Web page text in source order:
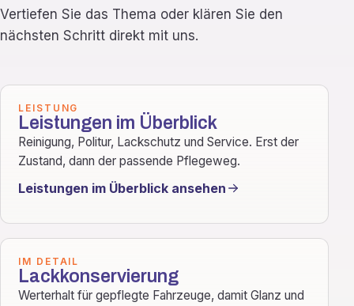
Vertiefen Sie das Thema oder klären Sie den
nächsten Schritt direkt mit uns.
LEISTUNG
Leistungen im Überblick
Reinigung, Politur, Lackschutz und Service. Erst der
Zustand, dann der passende Pflegeweg.
Leistungen im Überblick ansehen
IM DETAIL
Lackkonservierung
Werterhalt für gepflegte Fahrzeuge, damit Glanz und